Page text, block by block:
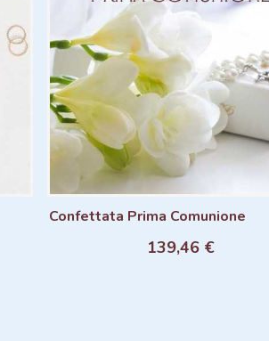
Aggiungi al carrello
Confettata Prima Comunione
139,46 €